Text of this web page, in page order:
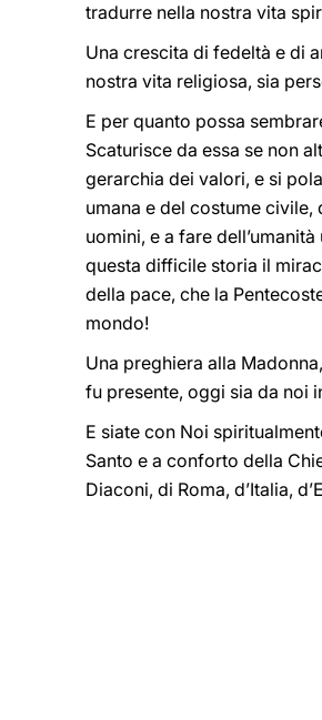
tradurre nella nostra vita
Una crescita di fedeltà e di
nostra vita religiosa, sia
E per quanto possa
Scaturisce da essa se non
gerarchia dei valori, e si
umana e del costume
uomini, e a fare
questa difficile storia il
della pace, che la
mondo!
Una preghiera alla
fu presente, oggi sia da noi
E siate con Noi
Santo e a conforto della
Diaconi, di Roma, d’Italia,